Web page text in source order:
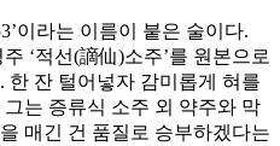
이라는 이름이 붙은 술이다.
‘적선(謫仙)소주’를 원본으로
한 잔 털어넣자 감미롭게 혀를
는 증류식 소주 외 약주와 막
매긴 건 품질로 승부하겠다는